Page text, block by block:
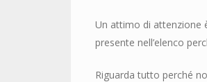
Un attimo di attenzione
presente nell’elenco
Riguarda tutto perché